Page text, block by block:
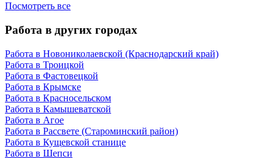
Посмотреть все
Работа в других городах
Работа в Новониколаевской (Краснодарский край)
Работа в Троицкой
Работа в Фастовецкой
Работа в Крымске
Работа в Красносельском
Работа в Камышеватской
Работа в Агое
Работа в Рассвете (Староминский район)
Работа в Кущевской станице
Работа в Шепси